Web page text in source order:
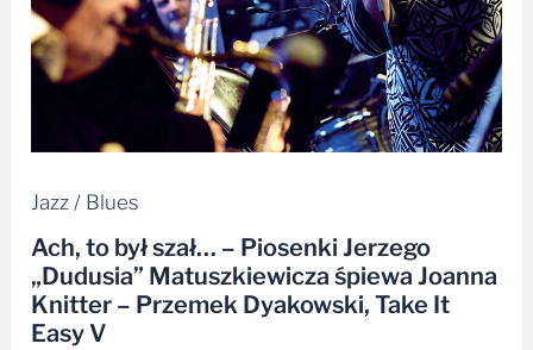
Jazz / Blues
Ach, to był szał… – Piosenki Jerzego
„Dudusia” Matuszkiewicza śpiewa Joanna
Knitter – Przemek Dyakowski, Take It
Easy V
Przemek
Dyakowski,
Take